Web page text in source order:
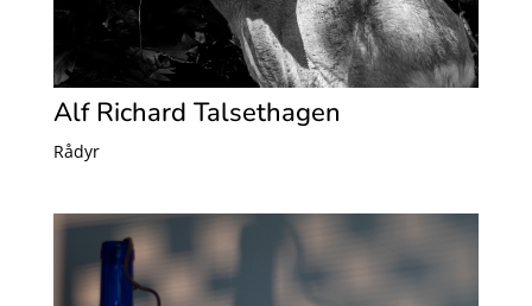
Alf Richard Talsethagen
Rådyr